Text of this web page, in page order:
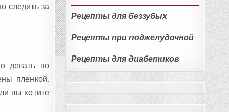
следить за
делать по
пленкой,
вы хотите
Рецепты для беззубых
Рецепты при поджелудочной
Рецепты для диабетиков